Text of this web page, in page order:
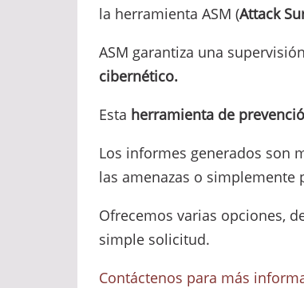
la herramienta ASM (Attack
ASM garantiza una
cibernético.
Esta herramienta de
Los informes generados son
las amenazas o simplemente
Ofrecemos varias opciones,
simple solicitud.
Contáctenos para más